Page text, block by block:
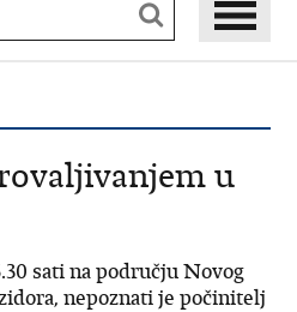
u
sati na području Novog
nepoznati je počinitelj